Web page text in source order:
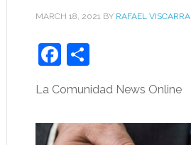
MARCH 18, 2021BY RAFAEL VISCARRA
Facebook
Share
La Comunidad News Online